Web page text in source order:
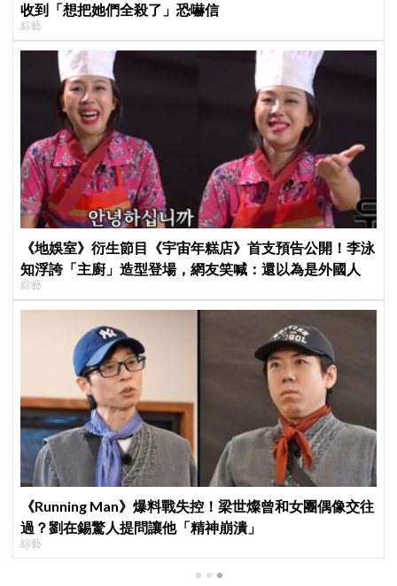
收到「想把她們全殺了」恐嚇信
綜藝
《地娛室》衍生節目《宇宙年糕店》首支預告公開！李泳
知浮誇「主廚」造型登場，網友笑喊：還以為是外國人
綜藝
《Running Man》爆料戰失控！梁世燦曾和女團偶像交往
過？劉在錫驚人提問讓他「精神崩潰」
綜藝